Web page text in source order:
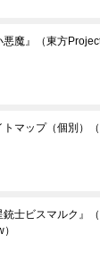
悪魔』（東方Project
トマップ（個別）
銃士ビスマルク』